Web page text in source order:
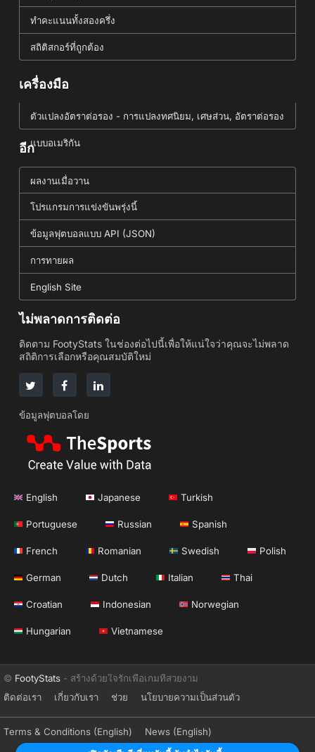
ทำคะแนนทั้งสองครึ่ง
สถิติสกอร์ที่ถูกต้อง
เครื่องมือ
ตัวแปลงอัตราต่อรอง - การแปลงทศนิยม, เศษส่วน, อัตราต่อรอง
แบบอเมริกัน
อีก
ผลงานเมื่อวาน
โปรแกรมการแข่งขันพรุ่งนี้
ข้อมูลฟุตบอลแบบ API (JSON)
การทายผล
English Site
ไม่พลาดการติดต่อ
ติดตาม FootyStats ในช่องต่อไปนี้เพื่อให้แน่ใจว่าคุณจะไม่พลาด
สถิติการเลือกหรือคุณสมบัติใหม่
ข้อมูลฟุตบอลโดย
English Japanese Turkish
Portuguese Russian Spanish
French Romanian Swedish Polish
German Dutch Italian Thai
Croatian Indonesian Norwegian
Hungarian Vietnamese
© FootyStats - สร้างด้วยใจรักเพื่อเกมที่สวยงาม
ติดต่อเรา
เกี่ยวกับเรา ช่วย นโยบายความเป็นส่วนตัว
Terms & Conditions (English) News (English)